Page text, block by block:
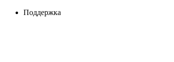
Поддержка